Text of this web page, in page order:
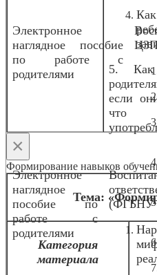
Электронное
наглядное пособие
по работе с
родителями
5. Как
если
что
Электронное
наглядное
пособие по
работе с
родителями
×
Формирование навыков
Тема:
Категория
материала